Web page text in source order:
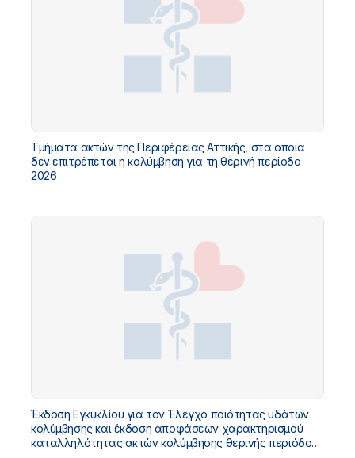
Τμήματα ακτών της Περιφέρειας Αττικής, στα οποία
δεν επιτρέπεται η κολύμβηση για τη θερινή περίοδο
2026
Έκδοση Εγκυκλίου για τον Έλεγχο ποιότητας υδάτων
κολύμβησης και έκδοση αποφάσεων χαρακτηρισμού
καταλληλότητας ακτών κολύμβησης θερινής περιόδου